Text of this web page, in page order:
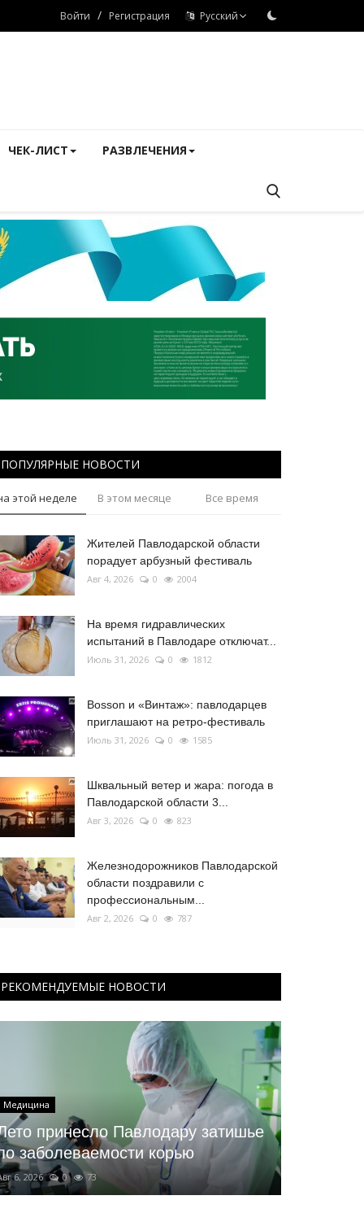
Войти / Регистрация Русский
ЧЕК-ЛИСТ РАЗВЛЕЧЕНИЯ
ПОПУЛЯРНЫЕ НОВОСТИ
этой неделе В этом месяце Все время
Жителей Павлодарской области
порадует арбузный фестиваль
Авг 4, 2026 0 2004
На время гидравлических
испытаний в Павлодаре отключат...
Июль 31, 2026 0 1812
Bosson и «Винтаж»: павлодарцев
приглашают на ретро-фестиваль
Июль 31, 2026 0 1585
Шквальный ветер и жара: погода в
Павлодарской области 3...
Авг 3, 2026 0 823
Железнодорожников Павлодарской
области поздравили с
профессиональным...
Авг 2, 2026 0 787
РЕКОМЕНДУЕМЫЕ НОВОСТИ
Медицина
принесло Павлодару затишье
заболеваемости корью
6, 2026 0 73